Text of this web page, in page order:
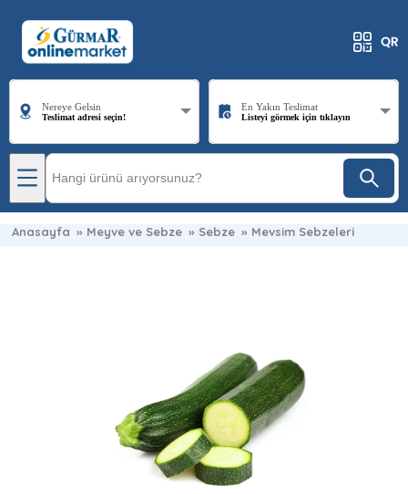
Nereye Gelsin
Teslimat adresi seçin!
En Yakın Teslimat
Listeyi görmek için tıklayın
Anasayfa » Meyve ve Sebze » Sebze » Mevsim Sebzeleri